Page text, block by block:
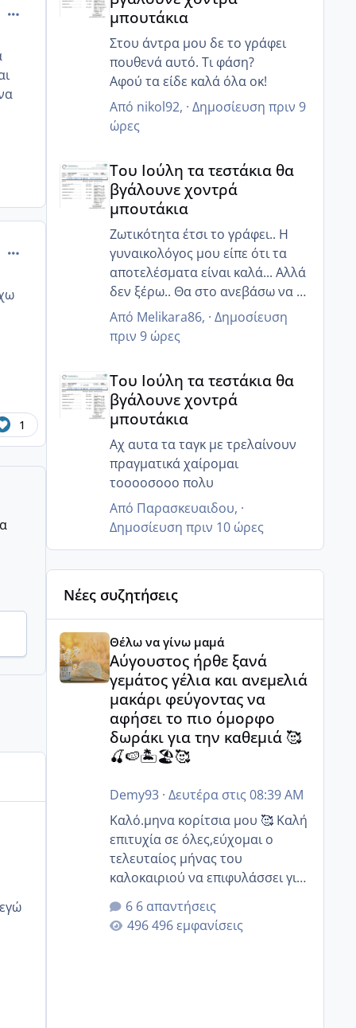
comment_991510
comment_991517
1
πήγα εχτές παράγγειλα και της
τούρτες τα έχω κανονίσει όλα
περιμένουν πως και πως 😂
μπουτάκια
Στου άντρα μου δε το γράφει
πουθενά αυτό. Τι φάση?
Αφού τα είδε καλά όλα οκ!
Από nikol92, · Δημοσίευση πριν 9
ώρες
Του Ιούλη τα τεστάκια θα
βγάλουνε χοντρά
μπουτάκια
Ζωτικότητα έτσι το γράφει.. Η
γυναικολόγος μου είπε ότι τα
αποτελέσματα είναι καλά... Αλλά
δεν ξέρω.. Θα στο ανεβάσω να το
δεις κ εσύ
Από Melikara86, · Δημοσίευση
πριν 9 ώρες
Του Ιούλη τα τεστάκια θα
βγάλουνε χοντρά
μπουτάκια
Αχ αυτα τα ταγκ με τρελαίνουν
πραγματικά χαίρομαι
τοοοοσοοο πολυ
Από Παρασκευαιδου, ·
Δημοσίευση πριν 10 ώρες
Νέες συζητήσεις
Αύγουστος ήρθε ξανά γεμάτος γέλια και
Θέλω να γίνω μαμά
Αύγουστος ήρθε ξανά
γεμάτος γέλια και ανεμελιά
μακάρι φεύγοντας να
αφήσει το πιο όμορφο
δωράκι για την καθεμιά 🥰
🍒🍉🏝️🏖️🥰
Demy93· Δευτέρα στις 08:39 AM
Καλό.μηνα κορίτσια μου 🥰 Καλή
επιτυχία σε όλες,εύχομαι ο
τελευταίος μήνας του
καλοκαιριού να επιφυλάσσει για
όλες σας την πιο όμορφη
έκπληξη 🧿 @Elk @Melikara86
@Παρασκευαιδου @Zenia z
6 απαντήσεις
496 εμφανίσεις